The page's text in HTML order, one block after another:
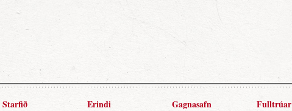
Starfið Erindi Gagnasafn Fulltrúar